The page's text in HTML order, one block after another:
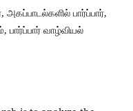
அகப்பாடல்களில் பார்ப்பார்,
பார்ப்பார் வாழ்வியல்